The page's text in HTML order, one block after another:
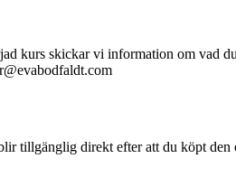
kurs skickar vi information om vad
tillgänglig direkt efter att du köpt